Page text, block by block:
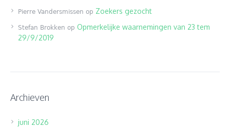
Pierre Vandersmissen op Zoekers gezocht
Stefan Brokken op Opmerkelijke waarnemingen van 23 tem
29/9/2019
Archieven
juni 2026